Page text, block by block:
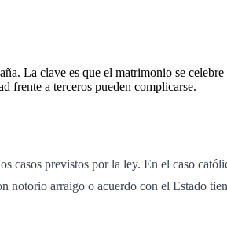
La clave es que el matrimonio se
frente a terceros pueden complicarse.
previstos por la ley. En el caso
notorio arraigo o acuerdo con el Estado